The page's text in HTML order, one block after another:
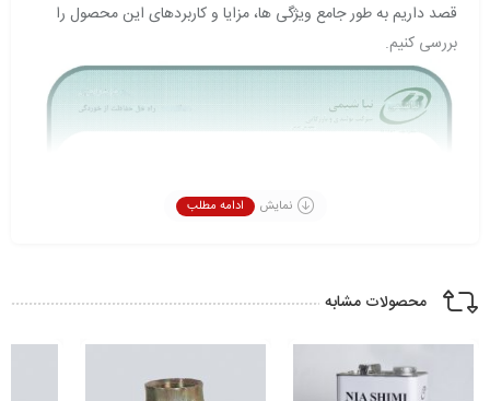
قصد داریم به طور جامع ویژگی ها، مزایا و کاربردهای این محصول را
بررسی کنیم.
نمایش ادامه مطلب
محصولات مشابه